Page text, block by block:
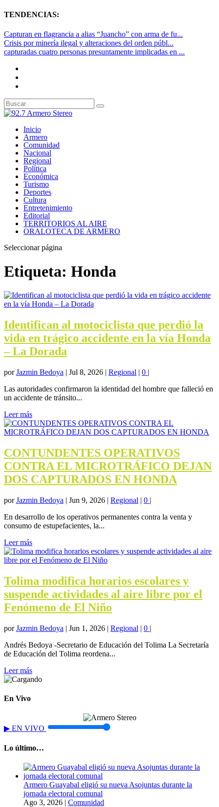
TENDENCIAS:
Capturan en flagrancia a alias “Juancho” con arma de fu...
Crisis por minería ilegal y alteraciones del orden públ...
capturadas cuatro personas presuntamente implicadas en ...
Inicio
Armero
Comunidad
Nacional
Regional
Política
Económica
Turismo
Deportes
Cultura
Entretenimiento
Editorial
TERRITORIOS AL AIRE
ORALOTECA DE ARMERO
Seleccionar página
Etiqueta: Honda
Identifican al motociclista que perdió la
vida en trágico accidente en la vía Honda
– La Dorada
porJazmin Bedoya | Jul 8, 2026 | Regional | 0 |
Las autoridades confirmaron la identidad del hombre que falleció en
un accidente de tránsito...
Leer más
CONTUNDENTES OPERATIVOS
CONTRA EL MICROTRÁFICO DEJAN
DOS CAPTURADOS EN HONDA
porJazmin Bedoya | Jun 9, 2026 | Regional | 0 |
En desarrollo de los operativos permanentes contra la venta y
consumo de estupefacientes, la...
Leer más
Tolima modifica horarios escolares y
suspende actividades al aire libre por el
Fenómeno de El Niño
porJazmin Bedoya | Jun 1, 2026 | Regional | 0 |
Andrés Bedoya -Secretario de Educación del Tolima La Secretaría
de Educación del Tolima reordena...
Leer más
En Vivo
▶ EN VIVO
Lo último…
Armero Guayabal eligió su nueva Asojuntas durante la
jornada electoral comunal
Ago 3, 2026 | Comunidad